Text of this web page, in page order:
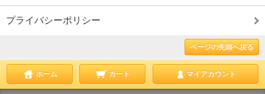
プライバシーポリシー
ページの先頭へ戻る
ホーム カート マイアカウント